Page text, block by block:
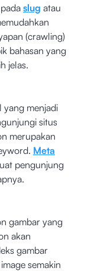
slug atau
(crawling)
bahasan yang
jelas.
yang menjadi
situs
merupakan
Meta
pengunjung
gambar yang
akan
gambar
semakin